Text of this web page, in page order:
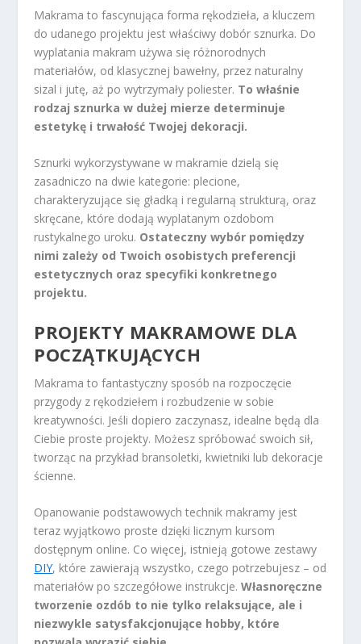
Makrama to fascynująca forma rękodzieła, a kluczem
do udanego projektu jest właściwy dobór sznurka. Do
wyplatania makram używa się różnorodnych
materiałów, od klasycznej bawełny, przez naturalny
sizal i jutę, aż po wytrzymały poliester. To właśnie
rodzaj sznurka w dużej mierze determinuje
estetykę i trwałość Twojej dekoracji.
Sznurki wykorzystywane w makramie dzielą się
zasadniczo na dwie kategorie: plecione,
charakteryzujące się gładką i regularną strukturą, oraz
skręcane, które dodają wyplatanym ozdobom
rustykalnego uroku. Ostateczny wybór pomiędzy
nimi zależy od Twoich osobistych preferencji
estetycznych oraz specyfiki konkretnego
projektu.
PROJEKTY MAKRAMOWE DLA
POCZĄTKUJĄCYCH
Makrama to fantastyczny sposób na rozpoczęcie
przygody z rękodziełem i rozbudzenie w sobie
kreatywności. Jeśli dopiero zaczynasz, idealne będą dla
Ciebie proste projekty. Możesz spróbować swoich sił,
tworząc na przykład bransoletki, kwietniki lub dekoracje
ścienne.
Opanowanie podstawowych technik makramy jest
teraz wyjątkowo proste dzięki licznym kursom
dostępnym online. Co więcej, istnieją gotowe zestawy
DIY, które zawierają wszystko, czego potrzebujesz – od
materiałów po szczegółowe instrukcje.Własnoręczne
tworzenie ozdób to nie tylko relaksujące, ale i
niezwykle satysfakcjonujące hobby, które